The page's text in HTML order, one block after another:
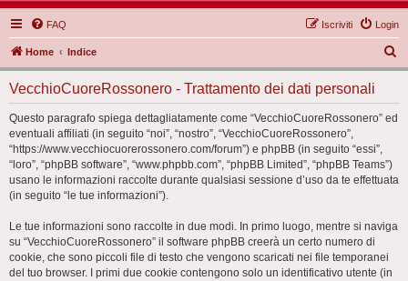
FAQ Login
Iscriviti
Home Indice
e
VecchioCuoreRossonero - Trattamento dei dati personali
Questo paragrafo spiega dettagliatamente come “VecchioCuoreRossonero” ed
eventuali affiliati (in seguito “noi”, “nostro”, “VecchioCuoreRossonero”,
“https://www.vecchiocuorerossonero.com/forum”) e phpBB (in seguito “essi”,
“loro”, “phpBB software”, “www.phpbb.com”, “phpBB Limited”, “phpBB Teams”)
usano le informazioni raccolte durante qualsiasi sessione d’uso da te effettuata
(in seguito “le tue informazioni”).
Le tue informazioni sono raccolte in due modi. In primo luogo, mentre si naviga
su “VecchioCuoreRossonero” il software phpBB creerà un certo numero di
cookie, che sono piccoli file di testo che vengono scaricati nei file temporanei
del tuo browser. I primi due cookie contengono solo un identificativo utente (in